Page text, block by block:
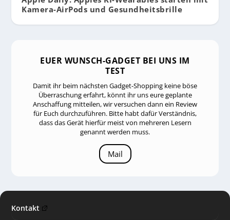
Kamera-AirPods und Gesundheitsbrille
EUER WUNSCH-GADGET BEI UNS IM
TEST
Damit ihr beim nächsten Gadget-Shopping keine böse
Überraschung erfahrt, könnt ihr uns eure geplante
Anschaffung mitteilen, wir versuchen dann ein Review
für Euch durchzuführen. Bitte habt dafür Verständnis,
dass das Gerät hierfür meist von mehreren Lesern
genannt werden muss.
Mail
Kontakt